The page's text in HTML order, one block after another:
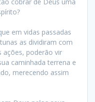
em vidas passadas
as dividiram com
ações, poderão vir
caminhada terrena e
merecendo assim